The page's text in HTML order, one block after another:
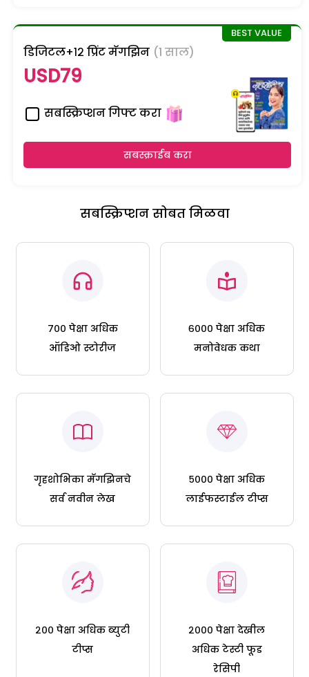
डिजिटल+१२ प्रिंट मॅगझिन (1 साल)
USD79
सबस्क्रिप्शन गिफ्ट करा
सबस्क्राईब करा
सबस्क्रिप्शन सोबत मिळवा
७०० पेक्षा अधिक
ऑडिओ स्टोरीज
६००० पेक्षा अधिक
मनोवेधक कथा
गृहशोभिका मॅगझिनचे
सर्व नवीन लेख
५००० पेक्षा अधिक
लाईफस्टाईल टीप्स
२०० पेक्षा अधिक ब्युटी
टीप्स
२००० पेक्षा देखील
अधिक टेस्टी फूड
रेसिपी